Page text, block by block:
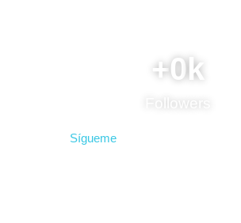
+0k
Sígueme